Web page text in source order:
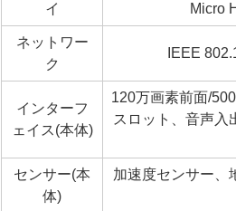
イ
Micro
ネットワー
ク
IEEE
インターフ
ェイス(本体)
120万画素前面/
スロット、音声入
センサー(本
体)
加速度センサー、